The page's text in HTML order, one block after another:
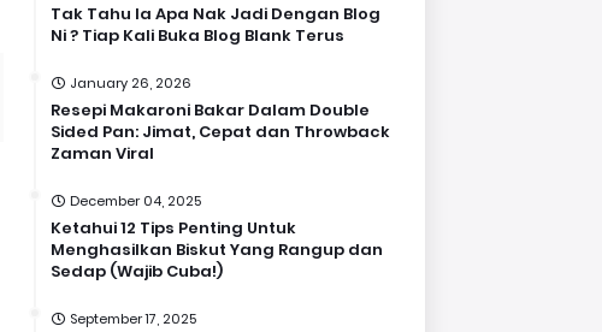
Tak Tahu la Apa Nak Jadi Dengan Blog
Ni ? Tiap Kali Buka Blog Blank Terus
January 26, 2026
Resepi Makaroni Bakar Dalam Double
Sided Pan: Jimat, Cepat dan Throwback
Zaman Viral
December 04, 2025
Ketahui 12 Tips Penting Untuk
Menghasilkan Biskut Yang Rangup dan
Sedap (Wajib Cuba!)
September 17, 2025